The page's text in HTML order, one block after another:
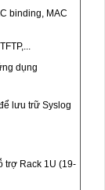
binding, MAC
dụng
lưu trữ Syslog
trợ Rack 1U (19-